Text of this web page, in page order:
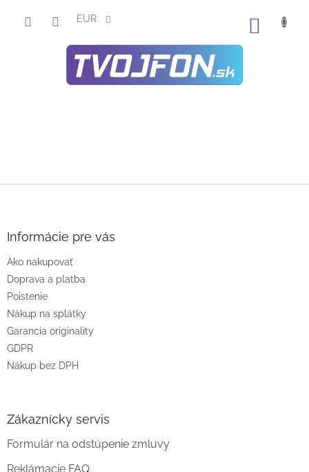
EUR
Informácie pre vás
Ako nakupovať
Doprava a platba
Poistenie
Nákup na splátky
Garancia originality
GDPR
Nákup bez DPH
Zákaznícky servis
Formulár na odstúpenie zmluvy
Reklámacie FAQ